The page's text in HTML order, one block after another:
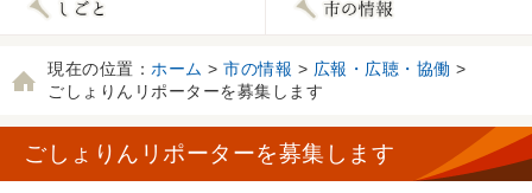
現在の位置： ホーム > 市の情報 > 広報・広聴・協働 >
ごしょりんリポーターを募集します
ごしょりんリポーターを募集します